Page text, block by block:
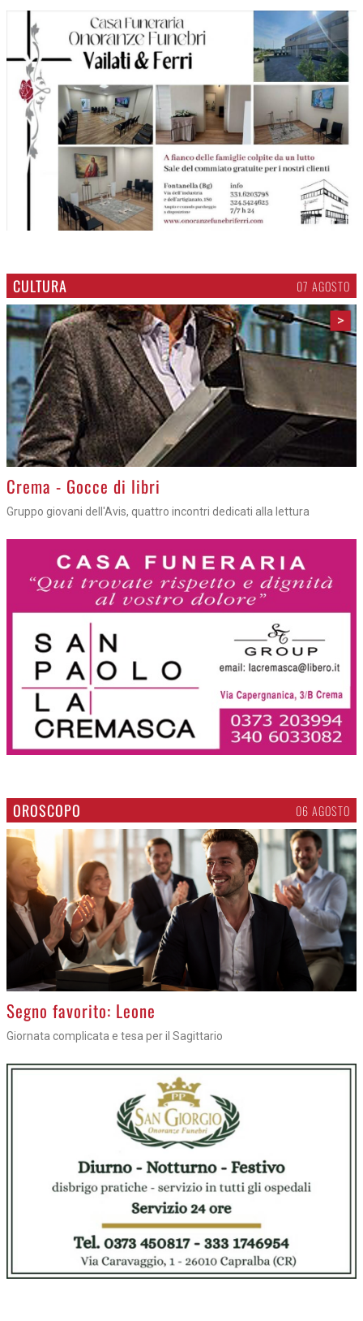
CULTURA 07 AGOSTO
>
Crema - Gocce di libri
Gruppo giovani dell'Avis, quattro incontri dedicati alla lettura
OROSCOPO 06 AGOSTO
>
Segno favorito: Leone
Giornata complicata e tesa per il Sagittario